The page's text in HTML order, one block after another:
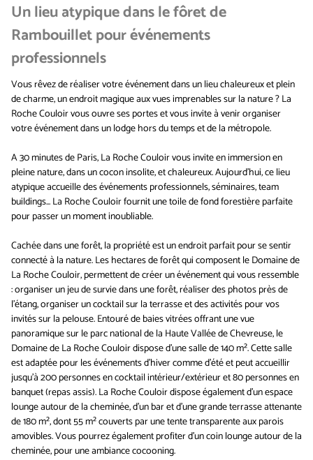
Un lieu atypique dans le fôret de
Rambouillet pour événements
professionnels
Vous rêvez de réaliser votre événement dans un lieu chaleureux et plein
de charme, un endroit magique aux vues imprenables sur la nature ? La
Roche Couloir vous ouvre ses portes et vous invite à venir organiser
votre événement dans un lodge hors du temps et de la métropole.
A 30 minutes de Paris, La Roche Couloir vous invite en immersion en
pleine nature, dans un cocon insolite, et chaleureux. Aujourd'hui, ce lieu
atypique accueille des événements professionnels, séminaires, team
buildings... La Roche Couloir fournit une toile de fond forestière parfaite
pour passer un moment inoubliable.
Cachée dans une forêt, la propriété est un endroit parfait pour se sentir
connecté à la nature. Les hectares de forêt qui composent le Domaine de
La Roche Couloir, permettent de créer un événement qui vous ressemble
: organiser un jeu de survie dans une forêt, réaliser des photos près de
l'étang, organiser un cocktail sur la terrasse et des activités pour vos
invités sur la pelouse. Entouré de baies vitrées offrant une vue
panoramique sur le parc national de la Haute Vallée de Chevreuse, le
Domaine de La Roche Couloir dispose d’une salle de 140 m². Cette salle
est adaptée pour les événements d’hiver comme d’été et peut accueillir
jusqu'à 200 personnes en cocktail intérieur/extérieur et 80 personnes en
banquet (repas assis). La Roche Couloir dispose également d'un espace
lounge autour de la cheminée, d'un bar et d'une grande terrasse attenante
de 180 m², dont 55 m² couverts par une tente transparente aux parois
amovibles. Vous pourrez également profiter d’un coin lounge autour de la
cheminée, pour une ambiance cocooning.